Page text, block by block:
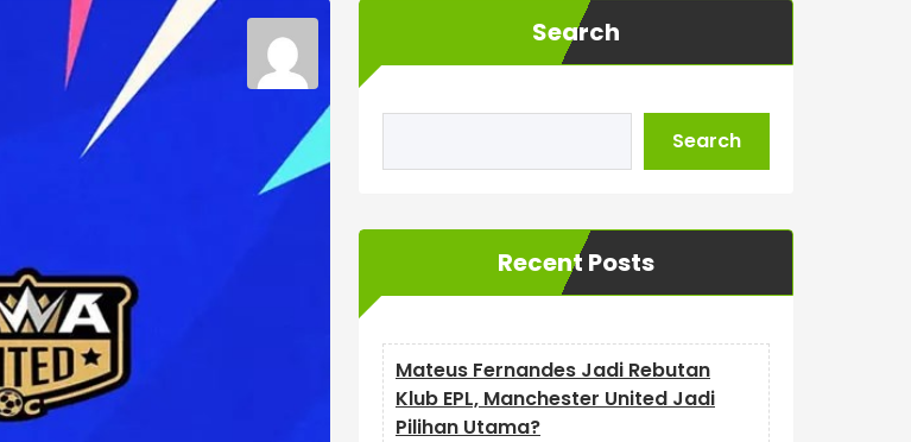
Search
Search
Recent Posts
Mateus Fernandes Jadi Rebutan
Klub EPL, Manchester United Jadi
Pilihan Utama?